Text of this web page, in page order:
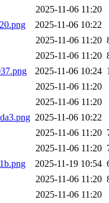
2025-11-06 11:20
2025-11-06 10:22
2025-11-06 11:20
2025-11-06 11:20
2025-11-06 10:24
2025-11-06 11:20
2025-11-06 11:20
2025-11-06 10:22
2025-11-06 11:20
2025-11-06 11:20
2025-11-19 10:54
2025-11-06 11:20
2025-11-06 11:20